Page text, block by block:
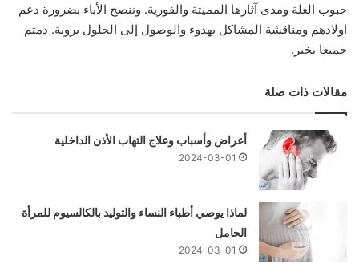
حبوب الغلة ومدى آثارها المميتة والفورية. وننصح الأباء بضرورة دعم
اولادهم ومناقشة المشاكل بهدوء والوصول إلى الحلول بروية. دمتم
جميعا بخير.
مقالات ذات صلة
أعراض وأسباب وعلاج التهاب الأذن الداخلية
2024-03-01
لماذا يوصي أطباء النساء والتوليد بالكالسيوم للمرأة
الحامل
2024-03-01